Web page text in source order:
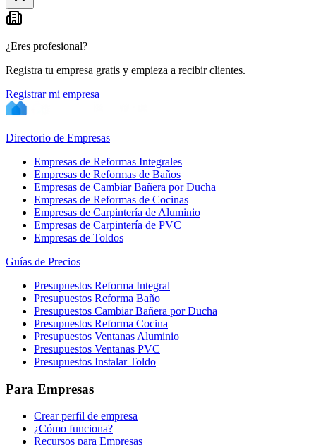
−
¿Eres profesional?
Registra tu empresa gratis y empieza a recibir clientes.
Registrar mi empresa
Directorio de Empresas
Empresas de Reformas Integrales
Empresas de Reformas de Baños
Empresas de Cambiar Bañera por Ducha
Empresas de Reformas de Cocinas
Empresas de Carpintería de Aluminio
Empresas de Carpintería de PVC
Empresas de Toldos
Guías de Precios
Presupuestos Reforma Integral
Presupuestos Reforma Baño
Presupuestos Cambiar Bañera por Ducha
Presupuestos Reforma Cocina
Presupuestos Ventanas Aluminio
Presupuestos Ventanas PVC
Presupuestos Instalar Toldo
Para Empresas
Crear perfil de empresa
¿Cómo funciona?
Recursos para Empresas